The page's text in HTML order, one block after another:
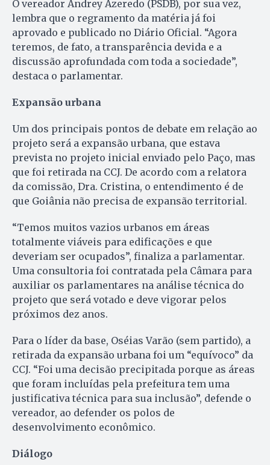
O vereador Andrey Azeredo (PSDB), por sua vez,
lembra que o regramento da matéria já foi
aprovado e publicado no Diário Oficial. “Agora
teremos, de fato, a transparência devida e a
discussão aprofundada com toda a sociedade”,
destaca o parlamentar.
Expansão urbana
Um dos principais pontos de debate em relação ao
projeto será a expansão urbana, que estava
prevista no projeto inicial enviado pelo Paço, mas
que foi retirada na CCJ. De acordo com a relatora
da comissão, Dra. Cristina, o entendimento é de
que Goiânia não precisa de expansão territorial.
“Temos muitos vazios urbanos em áreas
totalmente viáveis para edificações e que
deveriam ser ocupados”, finaliza a parlamentar.
Uma consultoria foi contratada pela Câmara para
auxiliar os parlamentares na análise técnica do
projeto que será votado e deve vigorar pelos
próximos dez anos.
Para o líder da base, Oséias Varão (sem partido), a
retirada da expansão urbana foi um “equívoco” da
CCJ. “Foi uma decisão precipitada porque as áreas
que foram incluídas pela prefeitura tem uma
justificativa técnica para sua inclusão”, defende o
vereador, ao defender os polos de
desenvolvimento econômico.
Diálogo